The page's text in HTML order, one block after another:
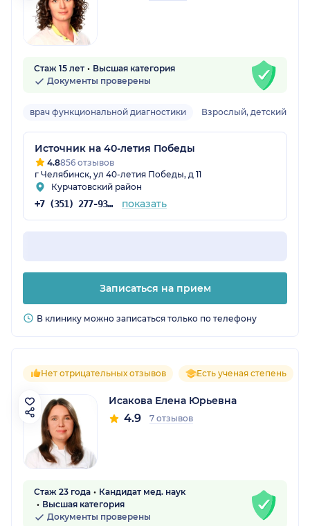
Стаж 15 лет
Высшая категория
Документы проверены
врач функциональной диагностики Взрослый, детский
Источник на 40-летия Победы
4.8856 отзывов
г Челябинск, ул 40-летия Победы, д 11
Курчатовский район
+7 (351) 277-93-31 показать
Записаться на прием
В клинику можно записаться только по телефону
Нет отрицательных отзывов Есть ученая степень
Исакова Елена Юрьевна
4.9 7 отзывов
Стаж 23 года
Кандидат мед. наук
Высшая категория
Документы проверены